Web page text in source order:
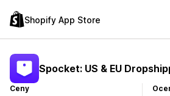
Shopify App Store
Spocket: US & EU
Ceny